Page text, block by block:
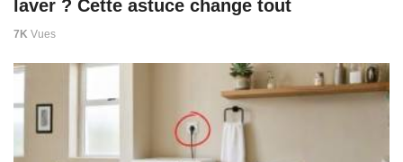
laver ? Cette astuce change tout
7K Vues